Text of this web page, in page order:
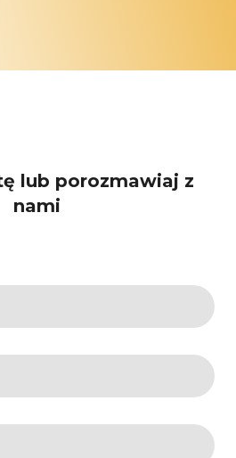
lub porozmawiaj z
nami